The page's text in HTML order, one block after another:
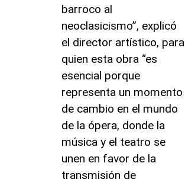
barroco al
neoclasicismo”, explicó
el director artístico, para
quien esta obra “es
esencial porque
representa un momento
de cambio en el mundo
de la ópera, donde la
música y el teatro se
unen en favor de la
transmisión de